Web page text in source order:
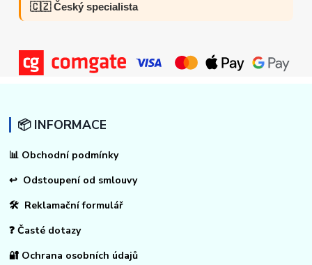
🇨🇿 Český specialista
📦 INFORMACE
📊 Obchodní podmínky
↩ Odstoupení od smlouvy
🛠 Reklamační formulář
❓ Časté dotazy
🔐 Ochrana osobních údajů